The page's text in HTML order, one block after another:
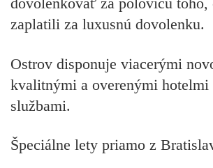
zaplatili za luxusnú dovolenku.
Ostrov disponuje viacerými
kvalitnými a overenými
službami.
Špeciálne lety priamo z